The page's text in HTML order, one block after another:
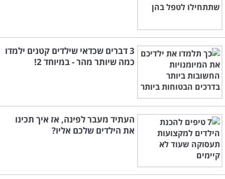
3 דברים שכדאי שילדים קטנים ילמדו
כמה שיותר מהר - במיוחד 2!
העתיד מעבר לפינה, אז איך תכינו
את הילדים שלכם אליו?